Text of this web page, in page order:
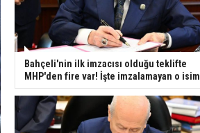
Bahçeli'nin ilk imzacısı olduğu teklifte
MHP'den fire var! İşte imzalamayan o isim